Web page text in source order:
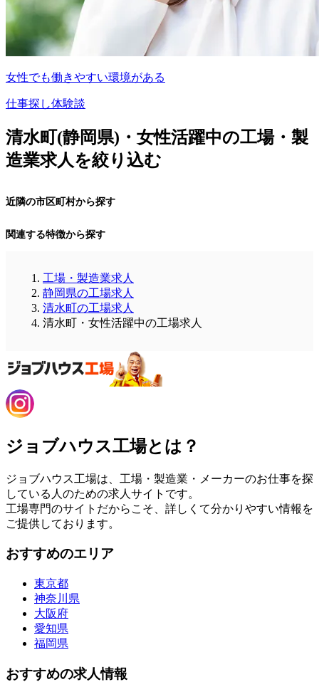
女性でも働きやすい環境がある
仕事探し体験談
清水町(静岡県)・女性活躍中の工場・製
造業求人を絞り込む
近隣の市区町村から探す
関連する特徴から探す
工場・製造業求人
静岡県の工場求人
清水町の工場求人
清水町・女性活躍中の工場求人
ジョブハウス工場とは？
ジョブハウス工場は、工場・製造業・メーカーのお仕事を探
している人のための求人サイトです。
工場専門のサイトだからこそ、詳しくて分かりやすい情報を
ご提供しております。
おすすめのエリア
東京都
神奈川県
大阪府
愛知県
福岡県
おすすめの求人情報